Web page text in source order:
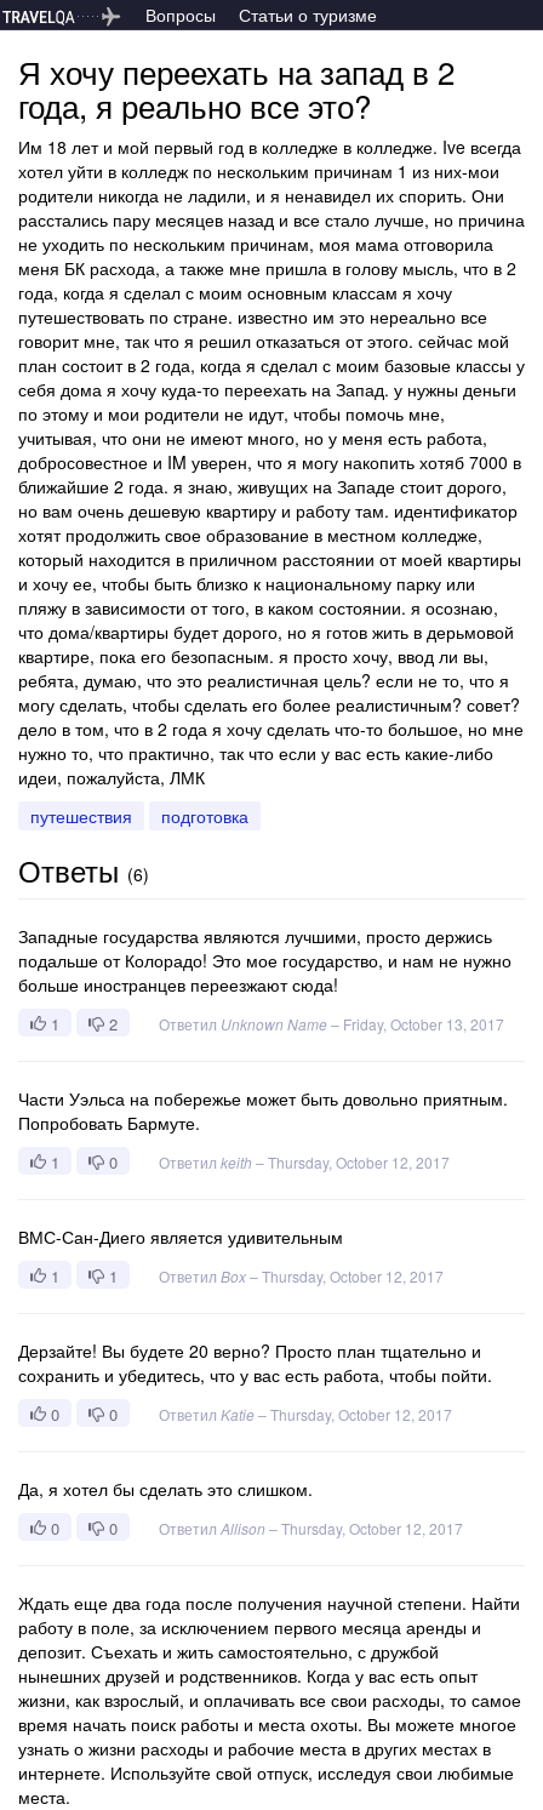
Вопросы Статьи о туризме
Я хочу переехать на запад в 2
года, я реально все это?
Им 18 лет и мой первый год в колледже в колледже. Ive всегда
хотел уйти в колледж по нескольким причинам 1 из них-мои
родители никогда не ладили, и я ненавидел их спорить. Они
расстались пару месяцев назад и все стало лучше, но причина
не уходить по нескольким причинам, моя мама отговорила
меня БК расхода, а также мне пришла в голову мысль, что в 2
года, когда я сделал с моим основным классам я хочу
путешествовать по стране. известно им это нереально все
говорит мне, так что я решил отказаться от этого. сейчас мой
план состоит в 2 года, когда я сделал с моим базовые классы у
себя дома я хочу куда-то переехать на Запад. у нужны деньги
по этому и мои родители не идут, чтобы помочь мне,
учитывая, что они не имеют много, но у меня есть работа,
добросовестное и IM уверен, что я могу накопить хотяб 7000 в
ближайшие 2 года. я знаю, живущих на Западе стоит дорого,
но вам очень дешевую квартиру и работу там. идентификатор
хотят продолжить свое образование в местном колледже,
который находится в приличном расстоянии от моей квартиры
и хочу ее, чтобы быть близко к национальному парку или
пляжу в зависимости от того, в каком состоянии. я осознаю,
что дома/квартиры будет дорого, но я готов жить в дерьмовой
квартире, пока его безопасным. я просто хочу, ввод ли вы,
ребята, думаю, что это реалистичная цель? если не то, что я
могу сделать, чтобы сделать его более реалистичным? совет?
дело в том, что в 2 года я хочу сделать что-то большое, но мне
нужно то, что практично, так что если у вас есть какие-либо
идеи, пожалуйста, ЛМК
путешествия
подготовка
Ответы (6)
Западные государства являются лучшими, просто держись
подальше от Колорадо! Это мое государство, и нам не нужно
больше иностранцев переезжают сюда!
1 2 Ответил Unknown Name– Friday, October 13, 2017
Части Уэльса на побережье может быть довольно приятным.
Попробовать Бармуте.
1 0 Ответил keith –Thursday, October 12, 2017
ВМС-Сан-Диего является удивительным
1 1 Ответил Box–Thursday, October 12, 2017
Дерзайте! Вы будете 20 верно? Просто план тщательно и
сохранить и убедитесь, что у вас есть работа, чтобы пойти.
0 0 Ответил Katie–Thursday, October 12, 2017
Да, я хотел бы сделать это слишком.
0 0 Ответил Allison –Thursday, October 12, 2017
Ждать еще два года после получения научной степени. Найти
работу в поле, за исключением первого месяца аренды и
депозит. Съехать и жить самостоятельно, с дружбой
нынешних друзей и родственников. Когда у вас есть опыт
жизни, как взрослый, и оплачивать все свои расходы, то самое
время начать поиск работы и места охоты. Вы можете многое
узнать о жизни расходы и рабочие места в других местах в
интернете. Используйте свой отпуск, исследуя свои любимые
места.